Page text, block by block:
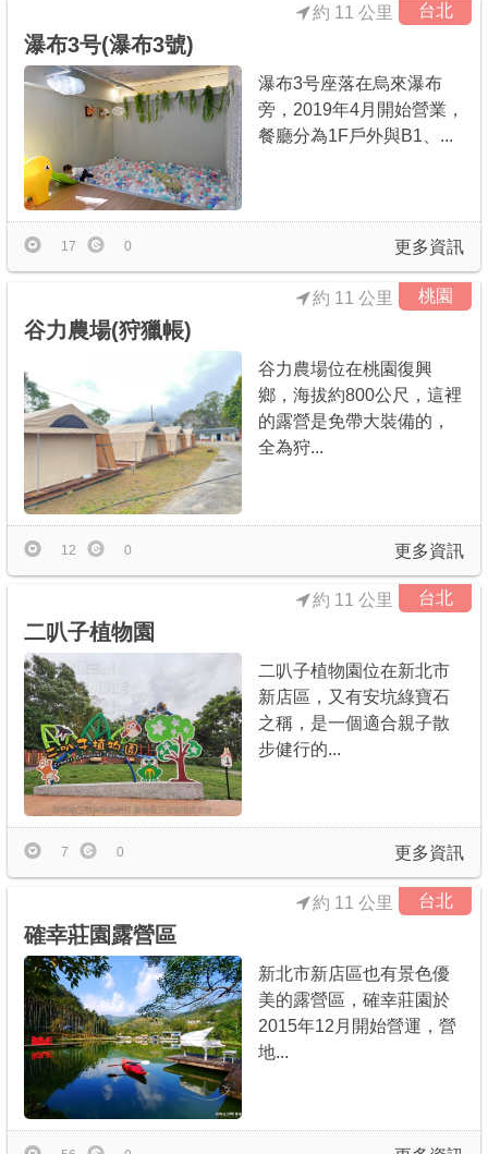
台北
瀑布3号(瀑布3號)
約 11 公里
瀑布3号座落在烏來瀑布
旁，2019年4月開始營業，
餐廳分為1F戶外與B1、...
更多資訊
17 0
桃園
谷力農場(狩獵帳)
約 11 公里
谷力農場位在桃園復興
鄉，海拔約800公尺，這裡
的露營是免帶大裝備的，
全為狩...
更多資訊
12 0
台北
二叭子植物園
約 11 公里
二叭子植物園位在新北市
新店區，又有安坑綠寶石
之稱，是一個適合親子散
步健行的...
更多資訊
7 0
台北
確幸莊園露營區
約 11 公里
新北市新店區也有景色優
美的露營區，確幸莊園於
2015年12月開始營運，營
地...